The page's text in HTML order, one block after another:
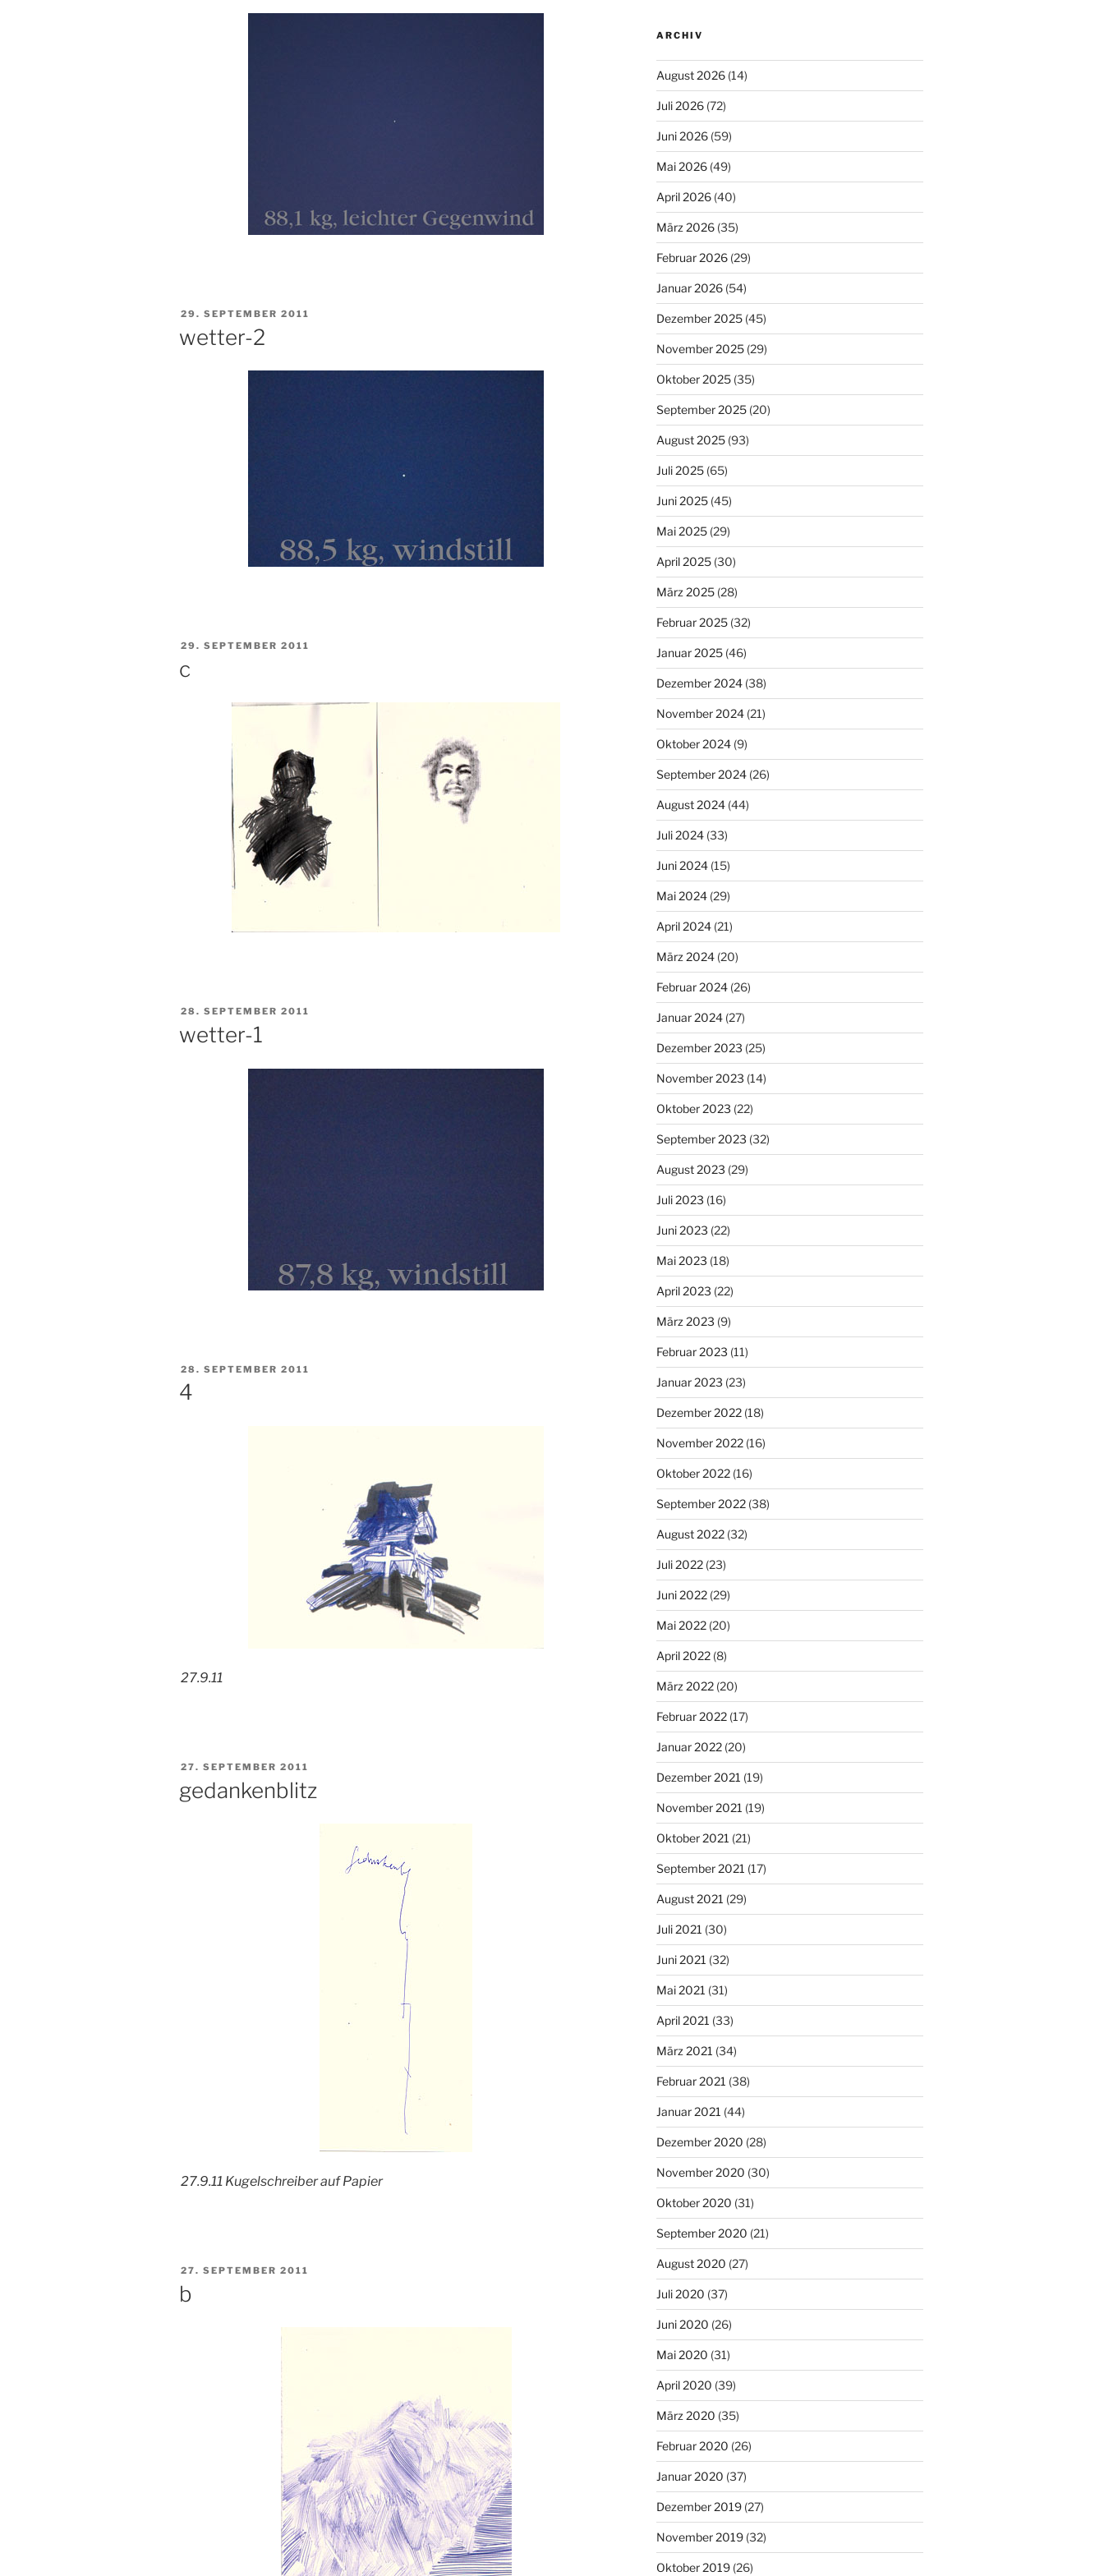
VERÖFFENTLICHT
29. SEPTEMBER 2011
wetter-2
VERÖFFENTLICHT
29. SEPTEMBER 2011
c
VERÖFFENTLICHT
28. SEPTEMBER 2011
wetter-1
VERÖFFENTLICHT
AM
28. SEPTEMBER 2011
4
27.9.11
VERÖFFENTLICHT
27. SEPTEMBER 2011
gedankenblitz
27.9.11 Kugelschreiber auf Papier
VERÖFFENTLICHT
AM
27. SEPTEMBER 2011
b
ARCHIV
August 2026(14)
Juli 2026(72)
Juni 2026(59)
Mai 2026(49)
April 2026(40)
März 2026(35)
Februar 2026(29)
Januar 2026(54)
Dezember 2025(45)
November 2025(29)
Oktober 2025(35)
September 2025(20)
August 2025(93)
Juli 2025(65)
Juni 2025(45)
Mai 2025(29)
April 2025(30)
März 2025(28)
Februar 2025(32)
Januar 2025(46)
Dezember 2024(38)
November 2024(21)
Oktober 2024(9)
September 2024(26)
August 2024(44)
Juli 2024(33)
Juni 2024(15)
Mai 2024(29)
April 2024(21)
März 2024(20)
Februar 2024(26)
Januar 2024(27)
Dezember 2023 (25)
November 2023 (14)
Oktober 2023 (22)
September 2023 (32)
August 2023 (29)
Juli 2023 (16)
Juni 2023 (22)
Mai 2023 (18)
April 2023 (22)
März 2023 (9)
Februar 2023 (11)
Januar 2023 (23)
Dezember 2022(18)
November 2022(16)
Oktober 2022(16)
September 2022(38)
August 2022(32)
Juli 2022(23)
Juni 2022(29)
Mai 2022(20)
April 2022(8)
März 2022(20)
Februar 2022(17)
Januar 2022(20)
Dezember 2021 (19)
November 2021 (19)
Oktober 2021 (21)
September 2021 (17)
August 2021 (29)
Juli 2021 (30)
Juni 2021 (32)
Mai 2021 (31)
April 2021 (33)
März 2021 (34)
Februar 2021 (38)
Januar 2021 (44)
Dezember 2020 (28)
November 2020 (30)
Oktober 2020 (31)
September 2020 (21)
August 2020 (27)
Juli 2020 (37)
Juni 2020 (26)
Mai 2020 (31)
April 2020 (39)
März 2020 (35)
Februar 2020 (26)
Januar 2020 (37)
Dezember 2019(27)
November 2019(32)
Oktober 2019(26)